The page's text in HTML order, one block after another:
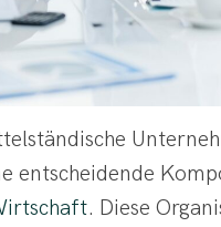
entscheidende
. Diese